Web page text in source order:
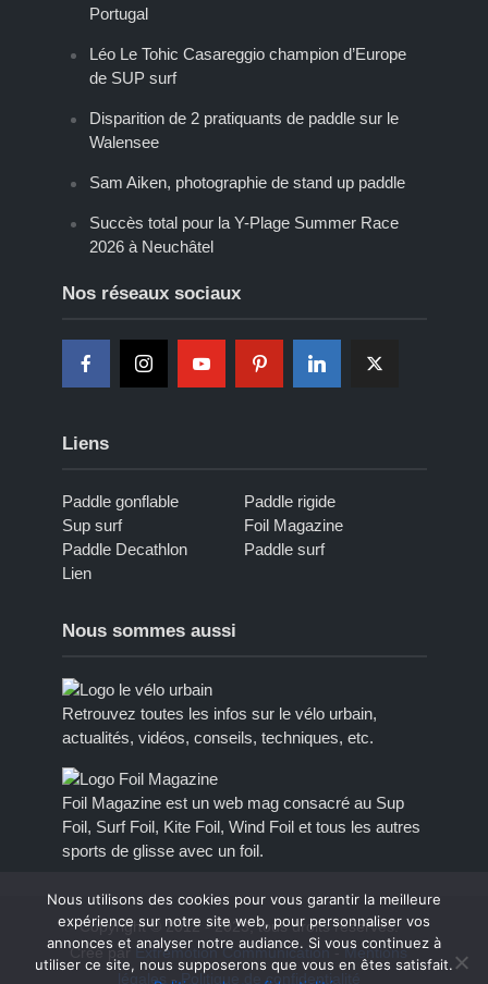
Portugal
Léo Le Tohic Casareggio champion d’Europe
de SUP surf
Disparition de 2 pratiquants de paddle sur le
Walensee
Sam Aiken, photographie de stand up paddle
Succès total pour la Y-Plage Summer Race
2026 à Neuchâtel
Nos réseaux sociaux
Liens
Paddle gonflable
Paddle rigide
Sup surf
Foil Magazine
Paddle Decathlon
Paddle surf
Lien
Nous sommes aussi
Retrouvez toutes les infos sur le vélo urbain,
actualités, vidéos, conseils, techniques, etc.
Foil Magazine est un web mag consacré au Sup
Foil, Surf Foil, Kite Foil, Wind Foil et tous les autres
sports de glisse avec un foil.
Copyright © 2012 - 2023, tous droits réservés.
Créé par Extremotion Communication-Mentions
légales
-Politique de confidentialité
Nous utilisons des cookies pour vous garantir la meilleure
expérience sur notre site web, pour personnaliser vos
annonces et analyser notre audiance. Si vous continuez à
utiliser ce site, nous supposerons que vous en êtes satisfait.